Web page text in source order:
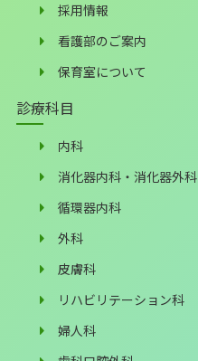
採用情報
看護部のご案内
保育室について
診療科目
内科
消化器内科・消化器外科
循環器内科
外科
皮膚科
リハビリテーション科
婦人科